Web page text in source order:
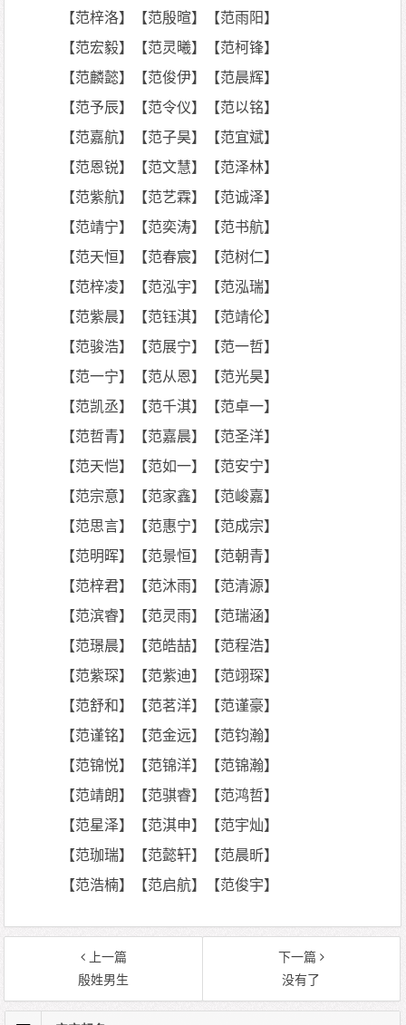
【范梓洛】【范殷暄】【范雨阳】
【范宏毅】【范灵曦】【范柯锋】
【范麟懿】【范俊伊】【范晨辉】
【范予辰】【范令仪】【范以铭】
【范嘉航】【范子昊】【范宜斌】
【范恩锐】【范文慧】【范泽林】
【范紫航】【范艺霖】【范诚泽】
【范靖宁】【范奕涛】【范书航】
【范天恒】【范春宸】【范树仁】
【范梓凌】【范泓宇】【范泓瑞】
【范紫晨】【范钰淇】【范靖伦】
【范骏浩】【范展宁】【范一哲】
【范一宁】【范从恩】【范光昊】
【范凯丞】【范千淇】【范卓一】
【范哲青】【范嘉晨】【范圣洋】
【范天恺】【范如一】【范安宁】
【范宗意】【范家鑫】【范峻嘉】
【范思言】【范惠宁】【范成宗】
【范明晖】【范景恒】【范朝青】
【范梓君】【范沐雨】【范清源】
【范滨睿】【范灵雨】【范瑞涵】
【范璟晨】【范皓喆】【范程浩】
【范紫琛】【范紫迪】【范翊琛】
【范舒和】【范茗洋】【范谨豪】
【范谨铭】【范金远】【范钧瀚】
【范锦悦】【范锦洋】【范锦瀚】
【范靖朗】【范骐睿】【范鸿哲】
【范星泽】【范淇申】【范宇灿】
【范珈瑞】【范懿轩】【范晨昕】
【范浩楠】【范启航】【范俊宇】
上一篇
殷姓男生
下一篇
没有了